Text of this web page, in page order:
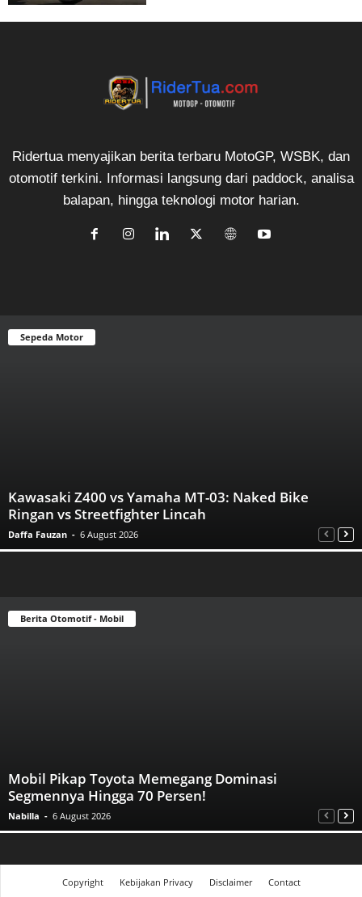
Ridertua menyajikan berita terbaru MotoGP, WSBK, dan
otomotif terkini. Informasi langsung dari paddock, analisa
balapan, hingga teknologi motor harian.
Sepeda Motor
Kawasaki Z400 vs Yamaha MT-03: Naked Bike
Ringan vs Streetfighter Lincah
Daffa Fauzan - 6 August 2026
Berita Otomotif - Mobil
Mobil Pikap Toyota Memegang Dominasi
Segmennya Hingga 70 Persen!
Nabilla - 6 August 2026
Copyright Kebijakan Privacy Disclaimer Contact